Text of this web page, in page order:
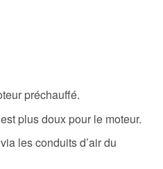
préchauffé.
plus doux pour le moteur.
les conduits d’air du